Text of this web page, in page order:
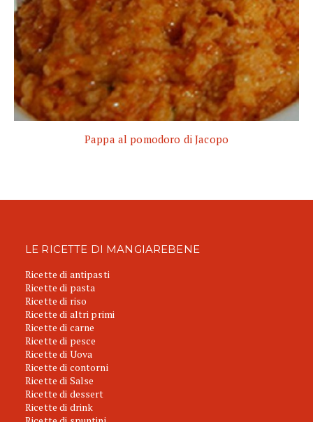
Pappa al pomodoro di Jacopo
LE RICETTE DI MANGIAREBENE
Ricette di antipasti
Ricette di pasta
Ricette di riso
Ricette di altri primi
Ricette di carne
Ricette di pesce
Ricette di Uova
Ricette di contorni
Ricette di Salse
Ricette di dessert
Ricette di drink